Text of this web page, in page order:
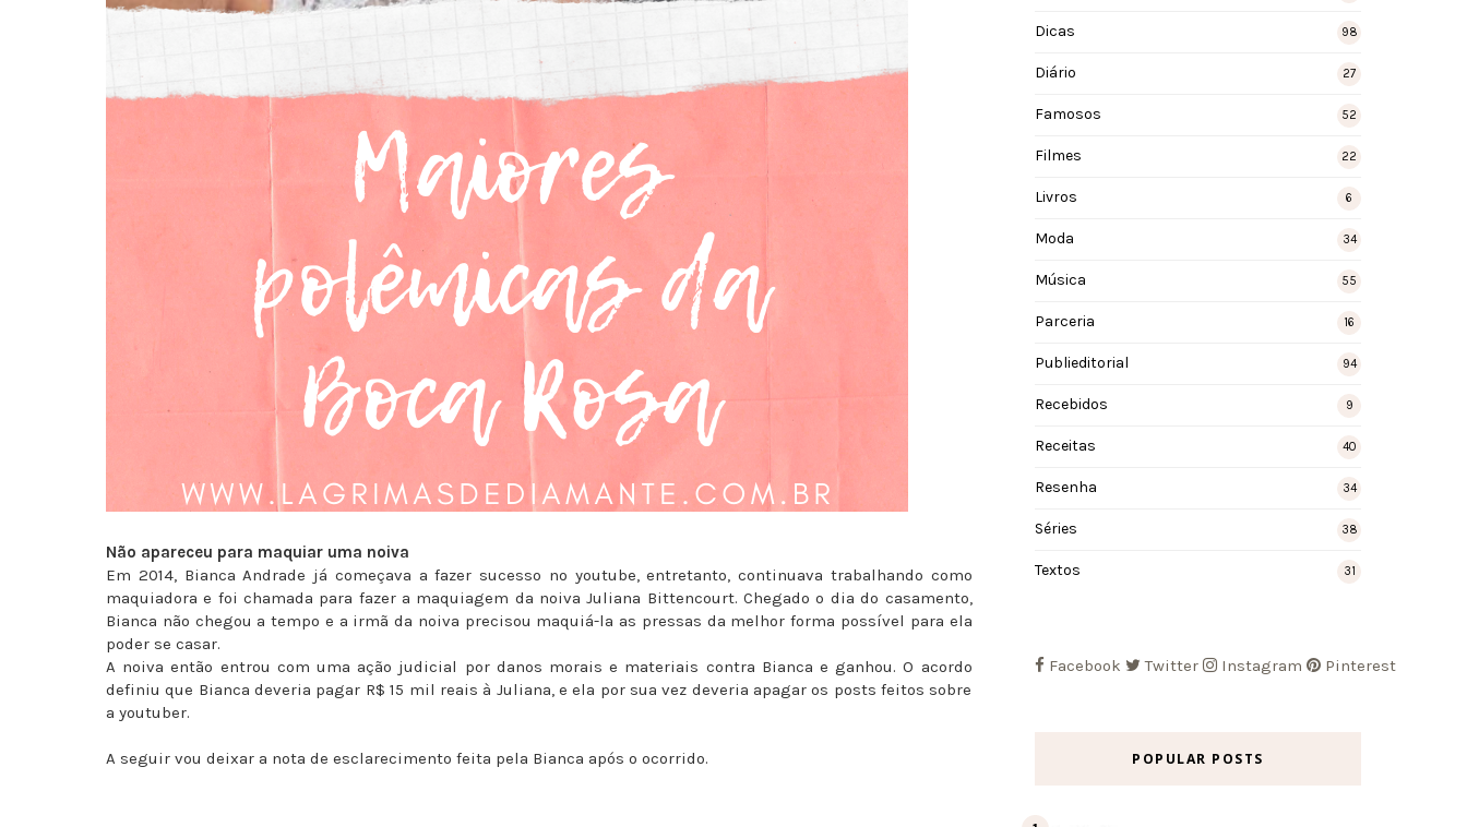
Não apareceu para maquiar uma noiva
Em 2014, Bianca Andrade já começava a fazer sucesso no youtube, entretanto, continuava trabalhando como
maquiadora e foi chamada para fazer a maquiagem da noiva Juliana Bittencourt. Chegado o dia do casamento,
Bianca não chegou a tempo e a irmã da noiva precisou maquiá-la as pressas da melhor forma possível para ela
poder se casar.
A noiva então entrou com uma ação judicial por danos morais e materiais contra Bianca e ganhou. O acordo
definiu que Bianca deveria pagar R$ 15 mil reais à Juliana, e ela por sua vez deveria apagar os posts feitos sobre
a youtuber.
A seguir vou deixar a nota de esclarecimento feita pela Bianca após o ocorrido.
Dicas 98
Diário 27
Famosos 52
Filmes 22
Livros 6
Moda 34
Música 55
Parceria 16
Publieditorial 94
Recebidos 9
Receitas 40
Resenha 34
Séries 38
Textos 31
Facebook Twitter Instagram Pinterest
POPULAR POSTS